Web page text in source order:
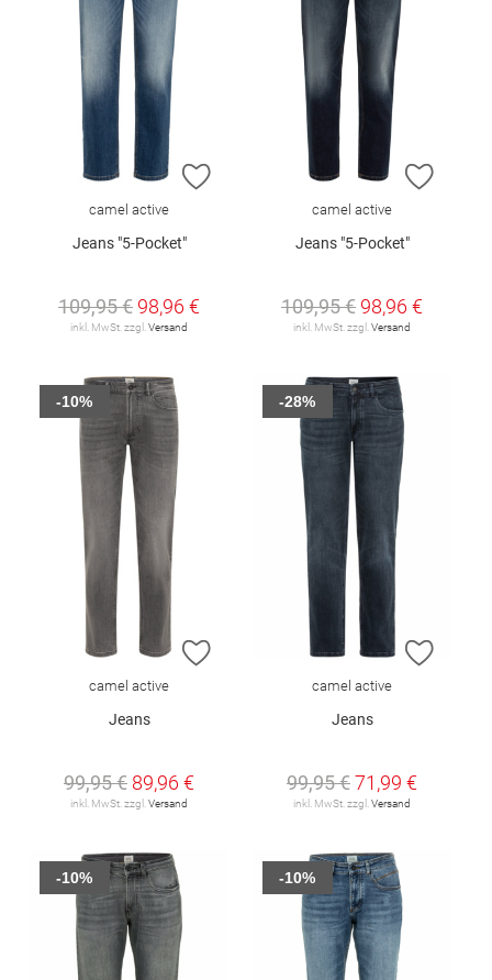
ZUR WUNSCHLISTE HINZUFÜGEN
camel active
Jeans "5-Pocket"
109,95 € 98,96 €
inkl. MwSt. zzgl.Versand
ZUR
camel active
Jeans "5-Pocket"
109,95 € 98,96 €
inkl. MwSt. zzgl.Versand
ZUR WUNSCHLISTE HINZUFÜGEN
camel active
Jeans
99,95 € 89,96 €
inkl. MwSt. zzgl.Versand
-10%
ZUR
camel active
Jeans
99,95 €71,99 €
inkl. MwSt. zzgl.Versand
-28%
-10% -10%